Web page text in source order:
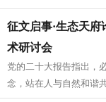
义，“两个结合”是必由
征文启事·生态天
术研讨会
党的二十大报告指出，
念，站在人与自然和谐